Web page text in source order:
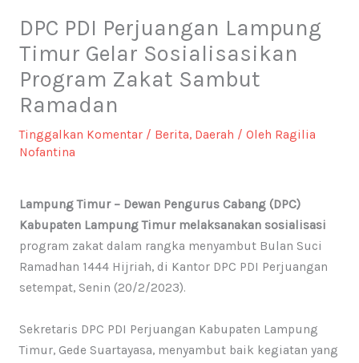
DPC PDI Perjuangan Lampung
Timur Gelar Sosialisasikan
Program Zakat Sambut
Ramadan
Tinggalkan Komentar / Berita, Daerah / Oleh Ragilia
Nofantina
Lampung Timur – Dewan Pengurus Cabang (DPC)
Kabupaten Lampung Timur melaksanakan sosialisasi
program zakat dalam rangka menyambut Bulan Suci
Ramadhan 1444 Hijriah, di Kantor DPC PDI Perjuangan
setempat, Senin (20/2/2023).
Sekretaris DPC PDI Perjuangan Kabupaten Lampung
Timur, Gede Suartayasa, menyambut baik kegiatan yang